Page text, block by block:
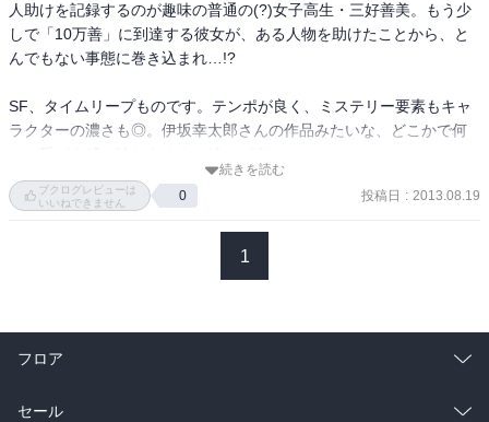
人助けを記録するのが趣味の普通の(?)女子高生・三好善美。もう少
しで「10万善」に到達する彼女が、ある人物を助けたことから、と
んでもない事態に巻き込まれ…!?
SF、タイムリープものです。テンポが良く、ミステリー要素もキャ
ラクターの濃さも◎。伊坂幸太郎さんの作品みたいな、どこかで何
続きを読む
ブクログレビューは
いいねできません
0 投稿日 : 2013.08.19
1
フロア
総合
セール